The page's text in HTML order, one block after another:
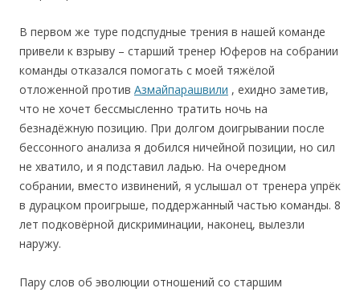
В первом же туре подспудные трения в нашей команде
привели к взрыву – старший тренер Юферов на собрании
команды отказался помогать с моей тяжёлой
отложенной против Азмайпарашвили , ехидно заметив,
что не хочет бессмысленно тратить ночь на
безнадёжную позицию. При долгом доигрывании после
бессонного анализа я добился ничейной позиции, но сил
не хватило, и я подставил ладью. На очередном
собрании, вместо извинений, я услышал от тренера упрёк
в дурацком проигрыше, поддержанный частью команды. 8
лет подковёрной дискриминации, наконец, вылезли
наружу.
Пару слов об эволюции отношений со старшим